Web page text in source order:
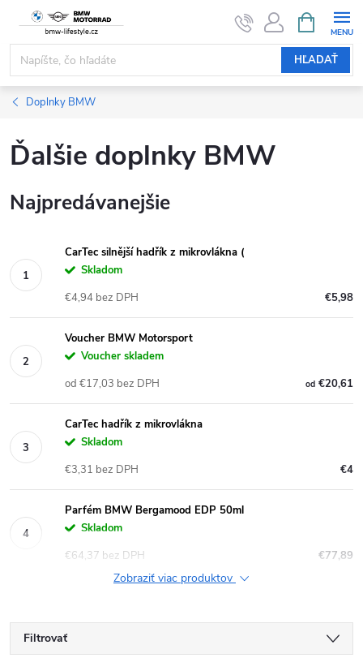
obsah
HĽADAŤ
KOŠÍK
Doplnky BMW
Ďalšie doplnky BMW
Najpredávanejšie
CarTec silnější hadřík z mikrovlákna (
Skladom
€5,98
€4,94 bez DPH
Voucher BMW Motorsport
Voucher skladem
od€20,61
od €17,03 bez DPH
CarTec hadřík z mikrovlákna
Skladom
€4
€3,31 bez DPH
Parfém BMW Bergamood EDP 50ml
Skladom
€77,89
€64,37 bez DPH
Zobraziť viac produktov
Filtrovať